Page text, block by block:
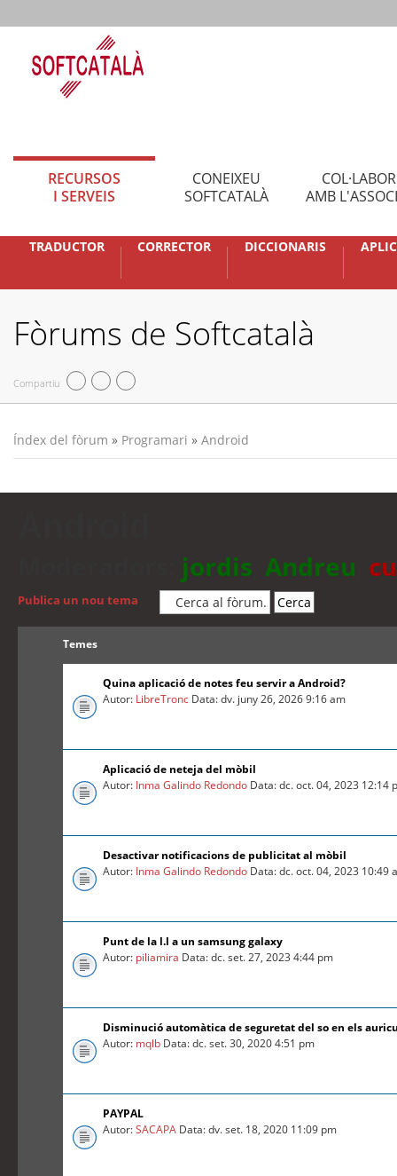
RECURSOS
I SERVEIS
CONEIXEU
SOFTCATALÀ
AMB
TRADUCTOR CORRECTOR DICCIONARIS
Fòrums de Softcatalà
Compartiu
Índex del fòrum » Programari » Android
jordis Andreu
Publica un nou tema
Temes
Quina aplicació de notes feu servir a Android?
Autor: LibreTronc Data: dv. juny 26, 2026 9:16 am
Aplicació de neteja del mòbil
Autor: Inma Galindo Redondo Data: dc. oct. 04, 2023 12:14
Desactivar notificacions de publicitat al mòbil
Autor: Inma Galindo Redondo Data: dc. oct. 04, 2023 10:49
Punt de la l.l a un samsung galaxy
Autor: piliamira Data: dc. set. 27, 2023 4:44 pm
Disminució automàtica de seguretat del so en els
Autor: mqlb Data: dc. set. 30, 2020 4:51 pm
PAYPAL
Autor:SACAPA Data: dv. set. 18, 2020 11:09 pm